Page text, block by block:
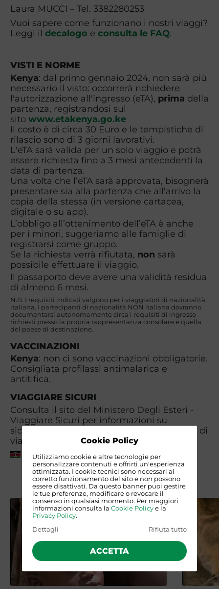
Cookie Policy
Utilizziamo cookie e altre tecnologie per
personalizzare contenuti e offrirti un'esperienza
ottimizzata. I cookie tecnici sono necessari al
corretto funzionamento del sito e non possono
essere disattivati. Da questo banner puoi gestire
le tue preferenze, modificare o revocare il
consenso in qualsiasi momento. Per maggiori
informazioni consulta la Cookie Policye la
Privacy Policy.
Dettagli
Rifiuta tutto
ACCETTA
Laura MUCCI – Tel. 3382280253
Vuoi sapere come funzionano i nostri viaggi?
Leggi il decalogo e consulta le FAQ.
VISTI E NORME
Kenya: dal primo gennaio 2024, non sarà più
necessario il visto: occorrerà richiedere
l'autorizzazione all'ingresso (eTA), prima della
partenza, registrandosi sul
sito www.etakenya.go.ke
Il costo è di circa 30 Euro e le tempistiche di
rilascio sono di 3 giorni lavorativi.
L'eTA sarà valida per un solo viaggio e potrà
essere richiesta fino a 3 mesi antecedenti la
data di partenza.
Una volta che l’eTA sarà approvata, bisognerà
presentare sia alla partenza che all’arrivo la
copia della stessa (in versione cartacea,
digitale o su app).
L’obbligo all’ottenimento dell’eTA è anche
per i minori, suggeriamo alle famiglie di
registrarsi come gruppo.
Se la richiesta verrà rifiutata, non sarà
possibile effettuare il viaggio.
Il passaporto deve avere una validità residua
di almeno 6 mesi.
N.B. I requisiti indicati valgono per i viaggiatori di nazionalità
italiana. I partecipanti di nazionalità NON italiana dovranno
documentarsi autonomamente circa i requisiti di ingresso
richiesti presso la propria rappresentanza consolare e quella
del paese di destinazione.
VACCINAZIONI
Kenya: non ci sono vaccinazioni obbligatorie.
Consigliata profilassi antimalarica e
antitifica.
VIAGGIARE SICURI
Consulta il sito del Ministero Degli Esteri -
Viaggiare Sicuri per informazioni su
sicurezza, clima, meteo, sanità, documenti di
viaggio, visti e valuta.
Kenya